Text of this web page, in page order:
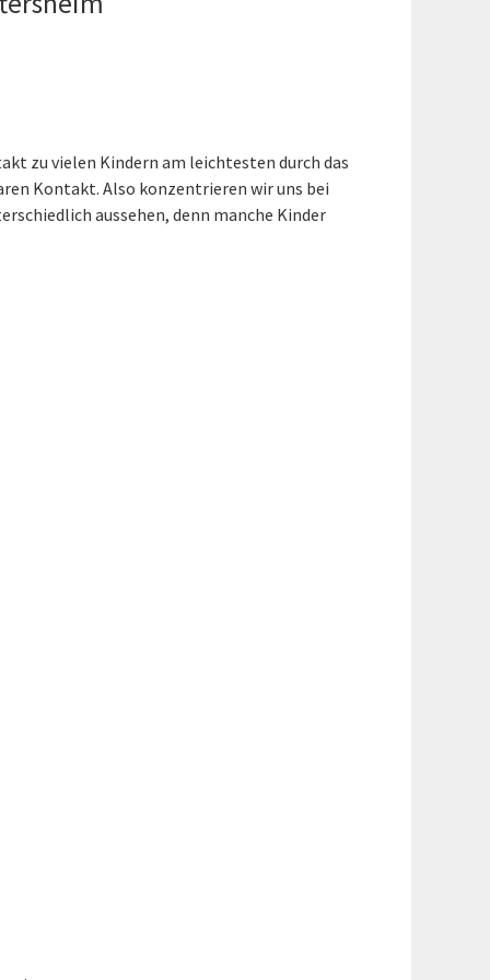
zu vielen Kindern am leichtesten durch das
Kontakt. Also konzentrieren wir uns bei
aussehen, denn manche Kinder